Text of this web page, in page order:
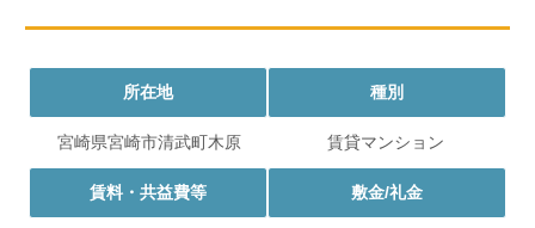
所在地 種別
宮崎県宮崎市清武町木原 賃貸マンション
賃料・共益費等 敷金/礼金